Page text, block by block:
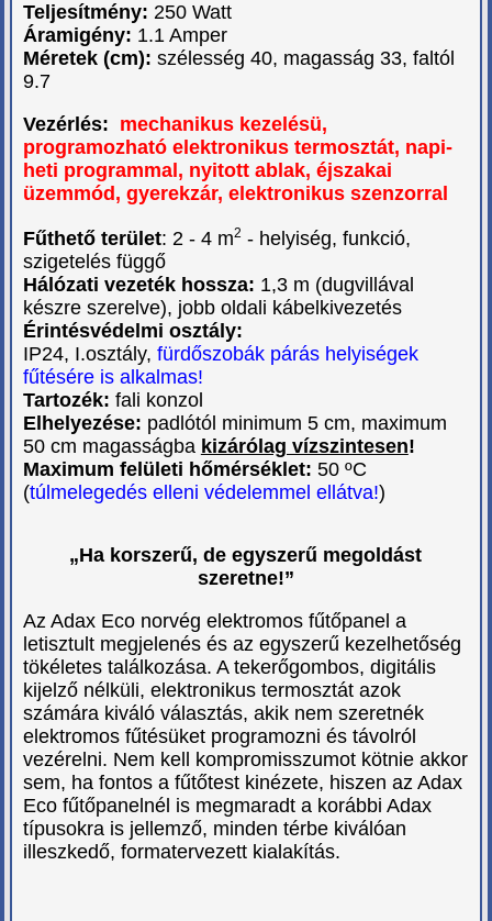
Teljesítmény: 250 Watt
Áramigény: 1.1 Amper
Méretek (cm): szélesség 40, magasság 33, faltól
9.7
Vezérlés: mechanikus kezelésü,
programozható elektronikus termosztát, napi-
heti programmal, nyitott ablak, éjszakai
üzemmód, gyerekzár, elektronikus szenzorral
Fűthető terület: 2 - 4 m2 - helyiség, funkció,
szigetelés függő
Hálózati vezeték hossza: 1,3 m (dugvillával
készre szerelve), jobb oldali kábelkivezetés
Érintésvédelmi osztály:
IP24, I.osztály, fürdőszobák párás helyiségek
fűtésére is alkalmas!
Tartozék: fali konzol
Elhelyezése: padlótól minimum 5 cm, maximum
50 cm magasságba kizárólag vízszintesen!
Maximum felületi hőmérséklet: 50 ºC
(túlmelegedés elleni védelemmel ellátva!)
„Ha korszerű, de egyszerű megoldást
szeretne!”
Az Adax Eco norvég elektromos fűtőpanel a
letisztult megjelenés és az egyszerű kezelhetőség
tökéletes találkozása. A tekerőgombos, digitális
kijelző nélküli, elektronikus termosztát azok
számára kiváló választás, akik nem szeretnék
elektromos fűtésüket programozni és távolról
vezérelni. Nem kell kompromisszumot kötnie akkor
sem, ha fontos a fűtőtest kinézete, hiszen az Adax
Eco fűtőpanelnél is megmaradt a korábbi Adax
típusokra is jellemző, minden térbe kiválóan
illeszkedő, formatervezett kialakítás.